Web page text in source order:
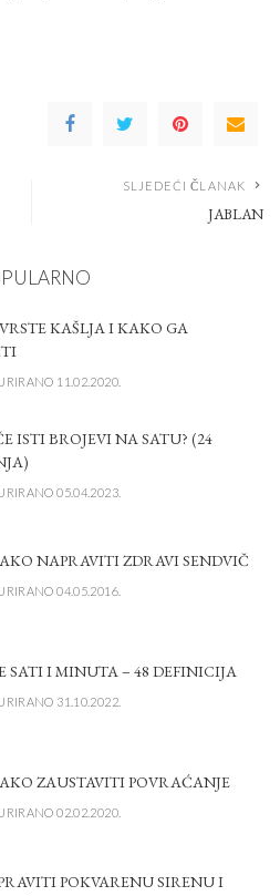
SLJEDEĆI ČLANAK
JABLAN
KAŠLJA I KAKO GA
11.02.2020.
ISTI BROJEVI NA SATU? (24
05.04.2023.
NAPRAVITI ZDRAVI SENDVIČ
04.05.2016.
SATI I MINUTA – 48 DEFINICIJA
31.10.2022.
ZAUSTAVITI POVRAĆANJE
02.02.2020.
POKVARENU SIRENU I